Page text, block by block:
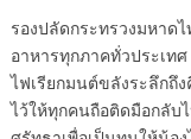
รองปลัดกระทรวงมหาด
อาหารทุกภาคทั่วประเท
ไฟเรียกมนต์ขลังระลึกถึ
ไว้ให้ทุกคนถือติดมือกลับ